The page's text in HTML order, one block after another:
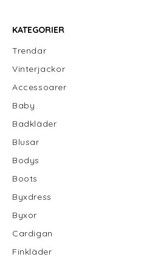
KATEGORIER
Trendar
Vinterjackor
Accessoarer
Baby
Badkläder
Blusar
Bodys
Boots
Byxdress
Byxor
Cardigan
Finkläder